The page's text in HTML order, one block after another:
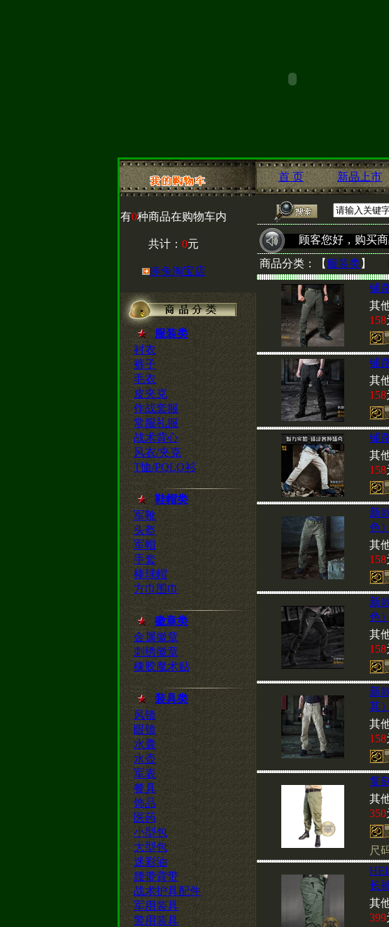
有0种商品在购物车内
共计： 0元
赤兔淘宝店
服装类
衬衣
裤子
毛衣
皮夹克
作战套服
常服礼服
战术背心
风衣/夹克
T恤/POLO衫
鞋帽类
军靴
头盔
军帽
手套
棒球帽
方巾围巾
徽章类
金属徽章
刺绣徽章
橡胶魔术贴
装具类
风镜
眼镜
水囊
水壶
军表
餐具
饰品
医药
小型包
大型包
迷彩油
腰带背带
战术护具配件
军用装具
警用装具
首 页 新品上市
顾客您好，购买
商品分类：
【 服装类】
铺
其
158
铺
其
158
铺
其
158
新
色）
其
158
新
色）
其
158
新
其）
其
158
复
其
350
尺
长
其
399